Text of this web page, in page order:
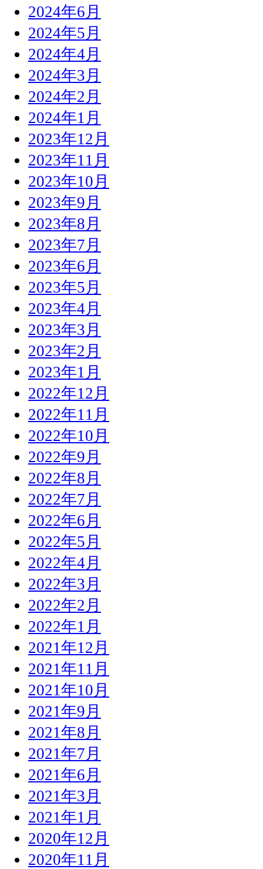
2024年6月
2024年5月
2024年4月
2024年3月
2024年2月
2024年1月
2023年12月
2023年11月
2023年10月
2023年9月
2023年8月
2023年7月
2023年6月
2023年5月
2023年4月
2023年3月
2023年2月
2023年1月
2022年12月
2022年11月
2022年10月
2022年9月
2022年8月
2022年7月
2022年6月
2022年5月
2022年4月
2022年3月
2022年2月
2022年1月
2021年12月
2021年11月
2021年10月
2021年9月
2021年8月
2021年7月
2021年6月
2021年3月
2021年1月
2020年12月
2020年11月